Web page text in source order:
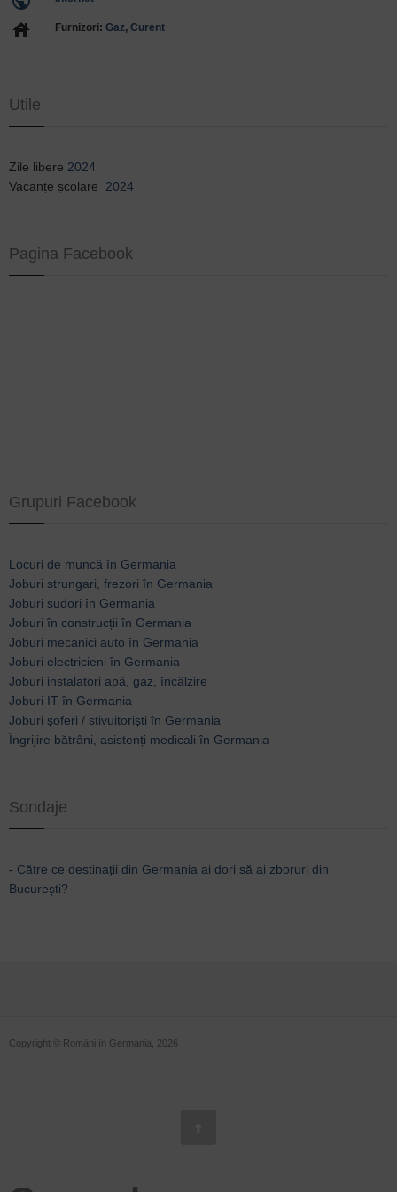
house Furnizori: Gaz, Curent
Utile
Zile libere 2024
Vacanțe școlare 2024
Pagina Facebook
Grupuri Facebook
Locuri de muncă în Germania
Joburi strungari, frezori în Germania
Joburi sudori în Germania
Joburi în construcții în Germania
Joburi mecanici auto în Germania
Joburi electricieni în Germania
Joburi instalatori apă, gaz, încălzire
Joburi IT în Germania
Joburi șoferi / stivuitoriști în Germania
Îngrijire bătrâni, asistenți medicali în Germania
Sondaje
- Către ce destinații din Germania ai dori să ai zboruri din
București?
Copyright © Români în Germania, 2026